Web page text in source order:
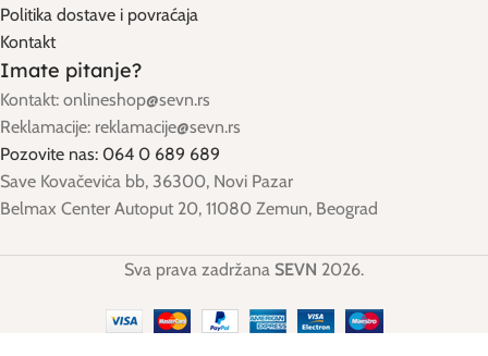
Politika dostave i povraćaja
Kontakt
Imate pitanje?
Kontakt: onlineshop@sevn.rs
Reklamacije: reklamacije@sevn.rs
Pozovite nas: 064 0 689 689
Save Kovačeviċa bb, 36300, Novi Pazar
Belmax Center Autoput 20, 11080 Zemun, Beograd
Sva prava zadržana SEVN 2026.